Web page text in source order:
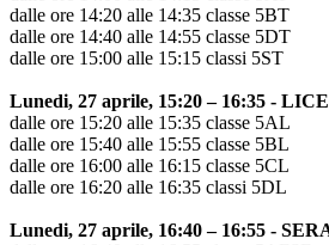
dalle ore 14:20 alle 14:35 classe 5BT
dalle ore 14:40 alle 14:55 classe 5DT
dalle ore 15:00 alle 15:15 classi 5ST
Lunedi, 27 aprile, 15:20 – 16:35 -
dalle ore 15:20 alle 15:35 classe 5AL
dalle ore 15:40 alle 15:55 classe 5BL
dalle ore 16:00 alle 16:15 classe 5CL
dalle ore 16:20 alle 16:35 classi 5DL
Lunedi, 27 aprile, 16:40 – 16:55 -